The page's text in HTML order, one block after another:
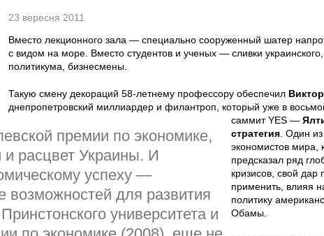
23 вересня 2011
премии по экономике,
и расцвет Украины. И
успеху —
возможностей для развития
университета и
Вместо лекционного зала — специально сооруженный шатер
с видом на море. Вместо студентов и ученых — сливки
политикума, бизнесмены.
Такую смену декораций 58-летнему профессору обеспечил Виктор
днепропетровский миллиардер и филантроп, который уже в
саммит YES —
стратегия . Один
экономистов мира,
предсказал ряд
кризисов, свой дар
применить, влияя
политику
Обамы.